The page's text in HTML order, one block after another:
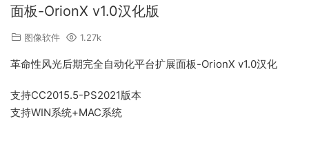
面板-OrionX v1.0汉化版
图像软件 1.27k
革命性风光后期完全自动化平台扩展面板-OrionX v1.0汉化
支持CC2015.5-PS2021版本
支持WIN系统+MAC系统